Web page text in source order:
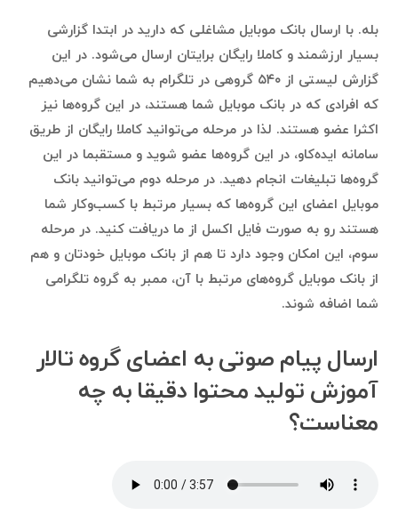
بله. با ارسال بانک موبایل مشاغلی که دارید در ابتدا گزارشی
بسیار ارزشمند و کاملا رایگان برایتان ارسال می‌شود. در این
گزارش لیستی از ۵۴۰ گروهی در تلگرام به شما نشان می‌دهیم
که افرادی که در بانک موبایل شما هستند، در این گروه‌ها نیز
اکثرا عضو هستند. لذا در مرحله می‌توانید کاملا رایگان از طریق
سامانه ایده‌کاو، در این گروه‌ها عضو شوید و مستقبما در این
گروه‌ها تبلیغات انجام دهید. در مرحله دوم می‌توانید بانک
موبایل اعضای این گروه‌ها که بسیار مرتبط با کسب‌وکار شما
هستند رو به صورت فایل اکسل از ما دریافت کنید. در مرحله
سوم، این امکان وجود دارد تا هم از بانک موبایل خودتان و هم
از بانک موبایل گروه‌های مرتبط با آن، ممبر به گروه تلگرامی
شما اضافه شوند.
ارسال پیام صوتی به اعضای گروه تالار
آموزش تولید محتوا دقیقا به چه
معناست؟